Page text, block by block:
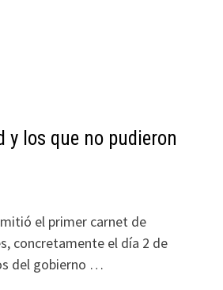
y los que no pudieron
el primer carnet de
concretamente el día 2 de
del gobierno …